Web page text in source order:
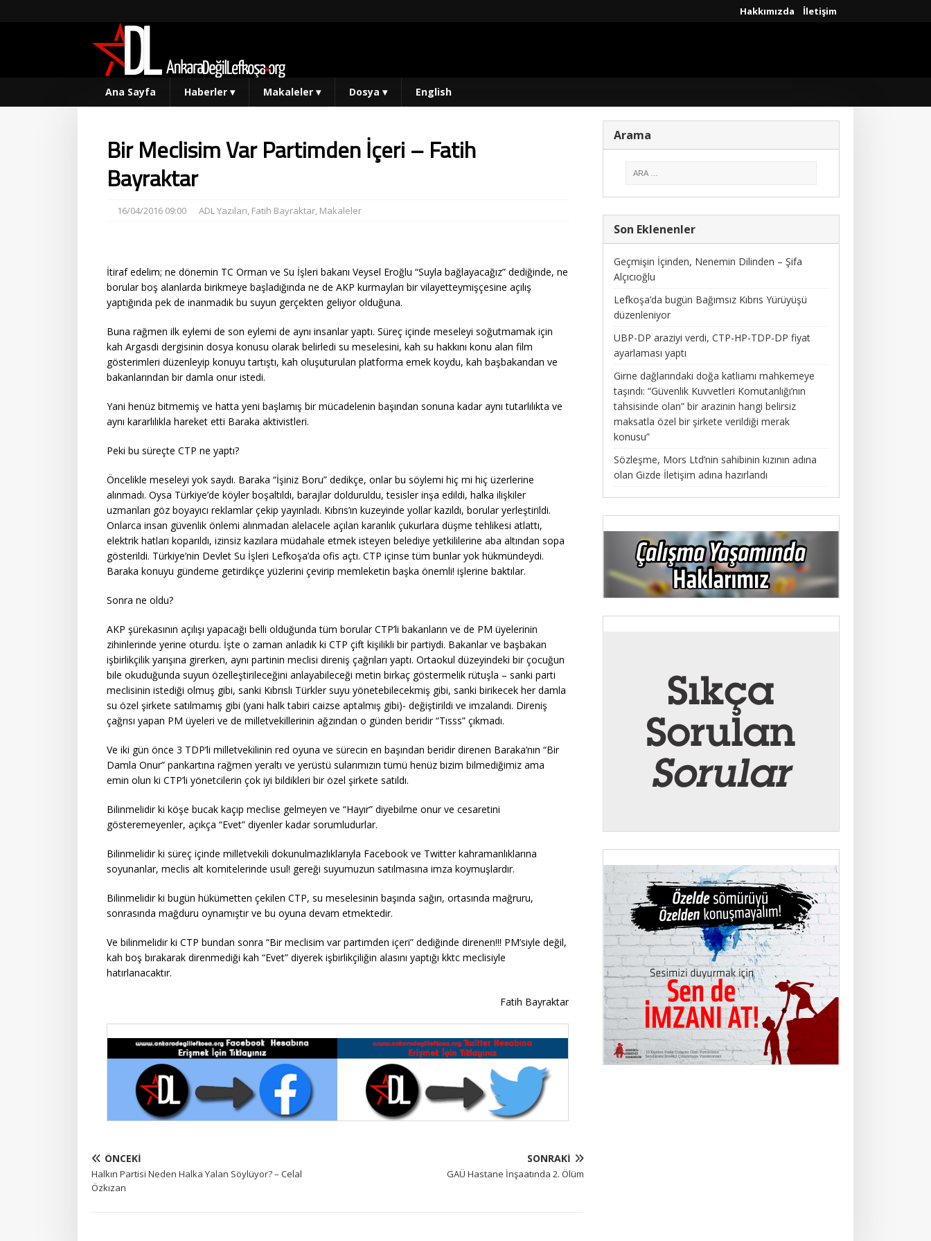
Hakkımızda İletişim
Ana Sayfa Haberler ▾ Makaleler ▾ Dosya ▾ English
Bir Meclisim Var Partimden İçeri – Fatih
Bayraktar
16/04/2016 09:00 ADL Yazıları, Fatih Bayraktar, Makaleler
İtiraf edelim; ne dönemin TC Orman ve Su İşleri bakanı Veysel Eroğlu “Suyla bağlayacağız” dediğinde, ne
borular boş alanlarda birikmeye başladığında ne de AKP kurmayları bir vilayetteymişçesine açılış
yaptığında pek de inanmadık bu suyun gerçekten geliyor olduğuna.
Buna rağmen ilk eylemi de son eylemi de aynı insanlar yaptı. Süreç içinde meseleyi soğutmamak için
kah Argasdi dergisinin dosya konusu olarak belirledi su meselesini, kah su hakkını konu alan film
gösterimleri düzenleyip konuyu tartıştı, kah oluşuturulan platforma emek koydu, kah başbakandan ve
bakanlarından bir damla onur istedi.
Yani henüz bitmemiş ve hatta yeni başlamış bir mücadelenin başından sonuna kadar aynı tutarlılıkta ve
aynı kararlılıkla hareket etti Baraka aktivistleri.
Peki bu süreçte CTP ne yaptı?
Öncelikle meseleyi yok saydı. Baraka “İşiniz Boru” dedikçe, onlar bu söylemi hiç mi hiç üzerlerine
alınmadı. Oysa Türkiye’de köyler boşaltıldı, barajlar dolduruldu, tesisler inşa edildi, halka ilişkiler
uzmanları göz boyayıcı reklamlar çekip yayınladı. Kıbrıs’ın kuzeyinde yollar kazıldı, borular yerleştirildi.
Onlarca insan güvenlik önlemi alınmadan alelacele açılan karanlık çukurlara düşme tehlikesi atlattı,
elektrik hatları koparıldı, izinsiz kazılara müdahale etmek isteyen belediye yetkililerine aba altından sopa
gösterildi. Türkiye’nin Devlet Su İşleri Lefkoşa’da ofis açtı. CTP içinse tüm bunlar yok hükmündeydi.
Baraka konuyu gündeme getirdikçe yüzlerini çevirip memleketin başka önemli! işlerine baktılar.
Sonra ne oldu?
AKP şürekasının açılışı yapacağı belli olduğunda tüm borular CTP’li bakanların ve de PM üyelerinin
zihinlerinde yerine oturdu. İşte o zaman anladık ki CTP çift kişilikli bir partiydi. Bakanlar ve başbakan
işbirlikçilik yarışına girerken, aynı partinin meclisi direniş çağrıları yaptı. Ortaokul düzeyindeki bir çocuğun
bile okuduğunda suyun özelleştirileceğini anlayabileceği metin birkaç göstermelik rütuşla – sanki parti
meclisinin istediği olmuş gibi, sanki Kıbrıslı Türkler suyu yönetebilecekmiş gibi, sanki birikecek her damla
su özel şirkete satılmamış gibi (yani halk tabiri caizse aptalmış gibi)- değiştirildi ve imzalandı. Direniş
çağrısı yapan PM üyeleri ve de milletvekillerinin ağzından o günden beridir “Tısss” çıkmadı.
Ve iki gün önce 3 TDP’li milletvekilinin red oyuna ve sürecin en başından beridir direnen Baraka’nın “Bir
Damla Onur” pankartına rağmen yeraltı ve yerüstü sularımızın tümü henüz bizim bilmediğimiz ama
emin olun ki CTP’li yönetcilerin çok iyi bildikleri bir özel şirkete satıldı.
Bilinmelidir ki köşe bucak kaçıp meclise gelmeyen ve “Hayır” diyebilme onur ve cesaretini
gösteremeyenler, açıkça “Evet” diyenler kadar sorumludurlar.
Bilinmelidir ki süreç içinde milletvekili dokunulmazlıklarıyla Facebook ve Twitter kahramanlıklarına
soyunanlar, meclis alt komitelerinde usul! gereği suyumuzun satılmasına imza koymuşlardır.
Bilinmelidir ki bugün hükümetten çekilen CTP, su meselesinin başında sağırı, ortasında mağruru,
sonrasında mağduru oynamıştır ve bu oyuna devam etmektedir.
Ve bilinmelidir ki CTP bundan sonra “Bir meclisim var partimden içeri” dediğinde direnen!!! PM’siyle değil,
kah boş bırakarak direnmediği kah “Evet” diyerek işbirlikçiliğin alasını yaptığı kktc meclisiyle
hatırlanacaktır.
Fatih Bayraktar
ÖNCEKI
Halkın Partisi Neden Halka Yalan Söylüyor? – Celal
Özkızan
SONRAKI
GAÜ Hastane İnşaatında 2. Ölüm
Arama
Son Eklenenler
Geçmişin İçinden, Nenemin Dilinden – Şifa
Alçıcıoğlu
Lefkoşa’da bugün Bağımsız Kıbrıs Yürüyüşü
düzenleniyor
UBP-DP araziyi verdi, CTP-HP-TDP-DP fiyat
ayarlaması yaptı
Girne dağlarındaki doğa katliamı mahkemeye
taşındı: “Güvenlik Kuvvetleri Komutanlığı’nın
tahsisinde olan” bir arazinin hangi belirsiz
maksatla özel bir şirkete verildiği merak
konusu”
Sözleşme, Mors Ltd’nin sahibinin kızının adına
olan Gizde İletişim adına hazırlandı